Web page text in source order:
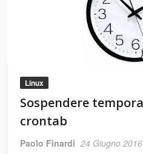
Linux
Sospendere
crontab
Paolo Finardi 24 Giugno 2016